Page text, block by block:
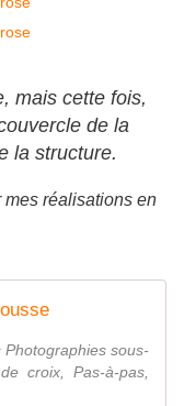
mais cette fois,
de la
la structure.
mes réalisations en
sous-
croix, Pas-à-pas,